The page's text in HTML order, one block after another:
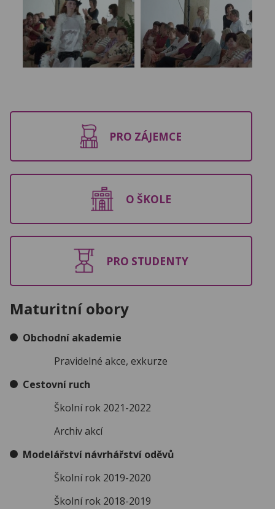
PRO ZÁJEMCE
O ŠKOLE
PRO STUDENTY
Maturitní obory
Obchodní akademie
Pravidelné akce, exkurze
Cestovní ruch
Školní rok 2021-2022
Archiv akcí
Modelářství návrhářství oděvů
Školní rok 2019-2020
Školní rok 2018-2019